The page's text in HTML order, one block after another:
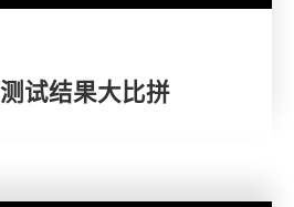
试结果大比拼